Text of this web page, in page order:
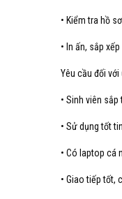
• Kiểm tra hồ
• In ấn, sắp
Yêu cầu đối với
• Sinh viên
• Sử dụng tốt
• Có laptop cá
• Giao tiếp tốt,